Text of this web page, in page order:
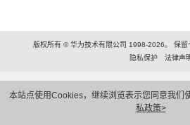
本站点使用Cookies，继续浏览表示您同意我们
私政策>
版权所有 © 华为技术有限公司 1998-2026。 保
隐私保护
法律声